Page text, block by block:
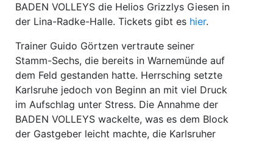
BADEN VOLLEYS die Helios Grizzlys Giesen in
der Lina-Radke-Halle. Tickets gibt es hier.
Trainer Guido Görtzen vertraute seiner
Stamm-Sechs, die bereits in Warnemünde auf
dem Feld gestanden hatte. Herrsching setzte
Karlsruhe jedoch von Beginn an mit viel Druck
im Aufschlag unter Stress. Die Annahme der
BADEN VOLLEYS wackelte, was es dem Block
der Gastgeber leicht machte, die Karlsruher